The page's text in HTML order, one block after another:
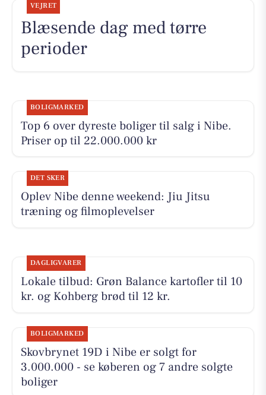
VEJRET
Blæsende dag med tørre
perioder
BOLIGMARKED
Top 6 over dyreste boliger til salg i Nibe.
Priser op til 22.000.000 kr
DET SKER
Oplev Nibe denne weekend: Jiu Jitsu
træning og filmoplevelser
DAGLIGVARER
Lokale tilbud: Grøn Balance kartofler til 10
kr. og Kohberg brød til 12 kr.
BOLIGMARKED
Skovbrynet 19D i Nibe er solgt for
3.000.000 - se køberen og 7 andre solgte
boliger